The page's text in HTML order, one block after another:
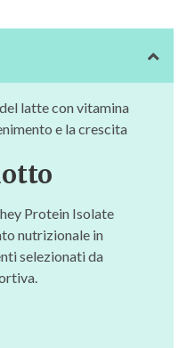
latte con vitamina
e la crescita
Protein Isolate
nutrizionale in
selezionati da